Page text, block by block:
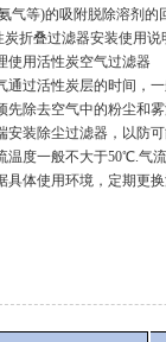
气等)的吸附脱除溶剂的
炭折叠过滤器安装使用说
使用活性炭空气过滤器
通过活性炭层的时间，
先除去空气中的粉尘和
安装除尘过滤器，以防
温度一般不大于50℃.气
具体使用环境，定期更